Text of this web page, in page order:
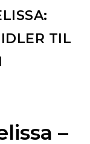
TIL
–